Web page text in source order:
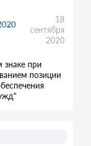
18
сентября
2020
при
позиции